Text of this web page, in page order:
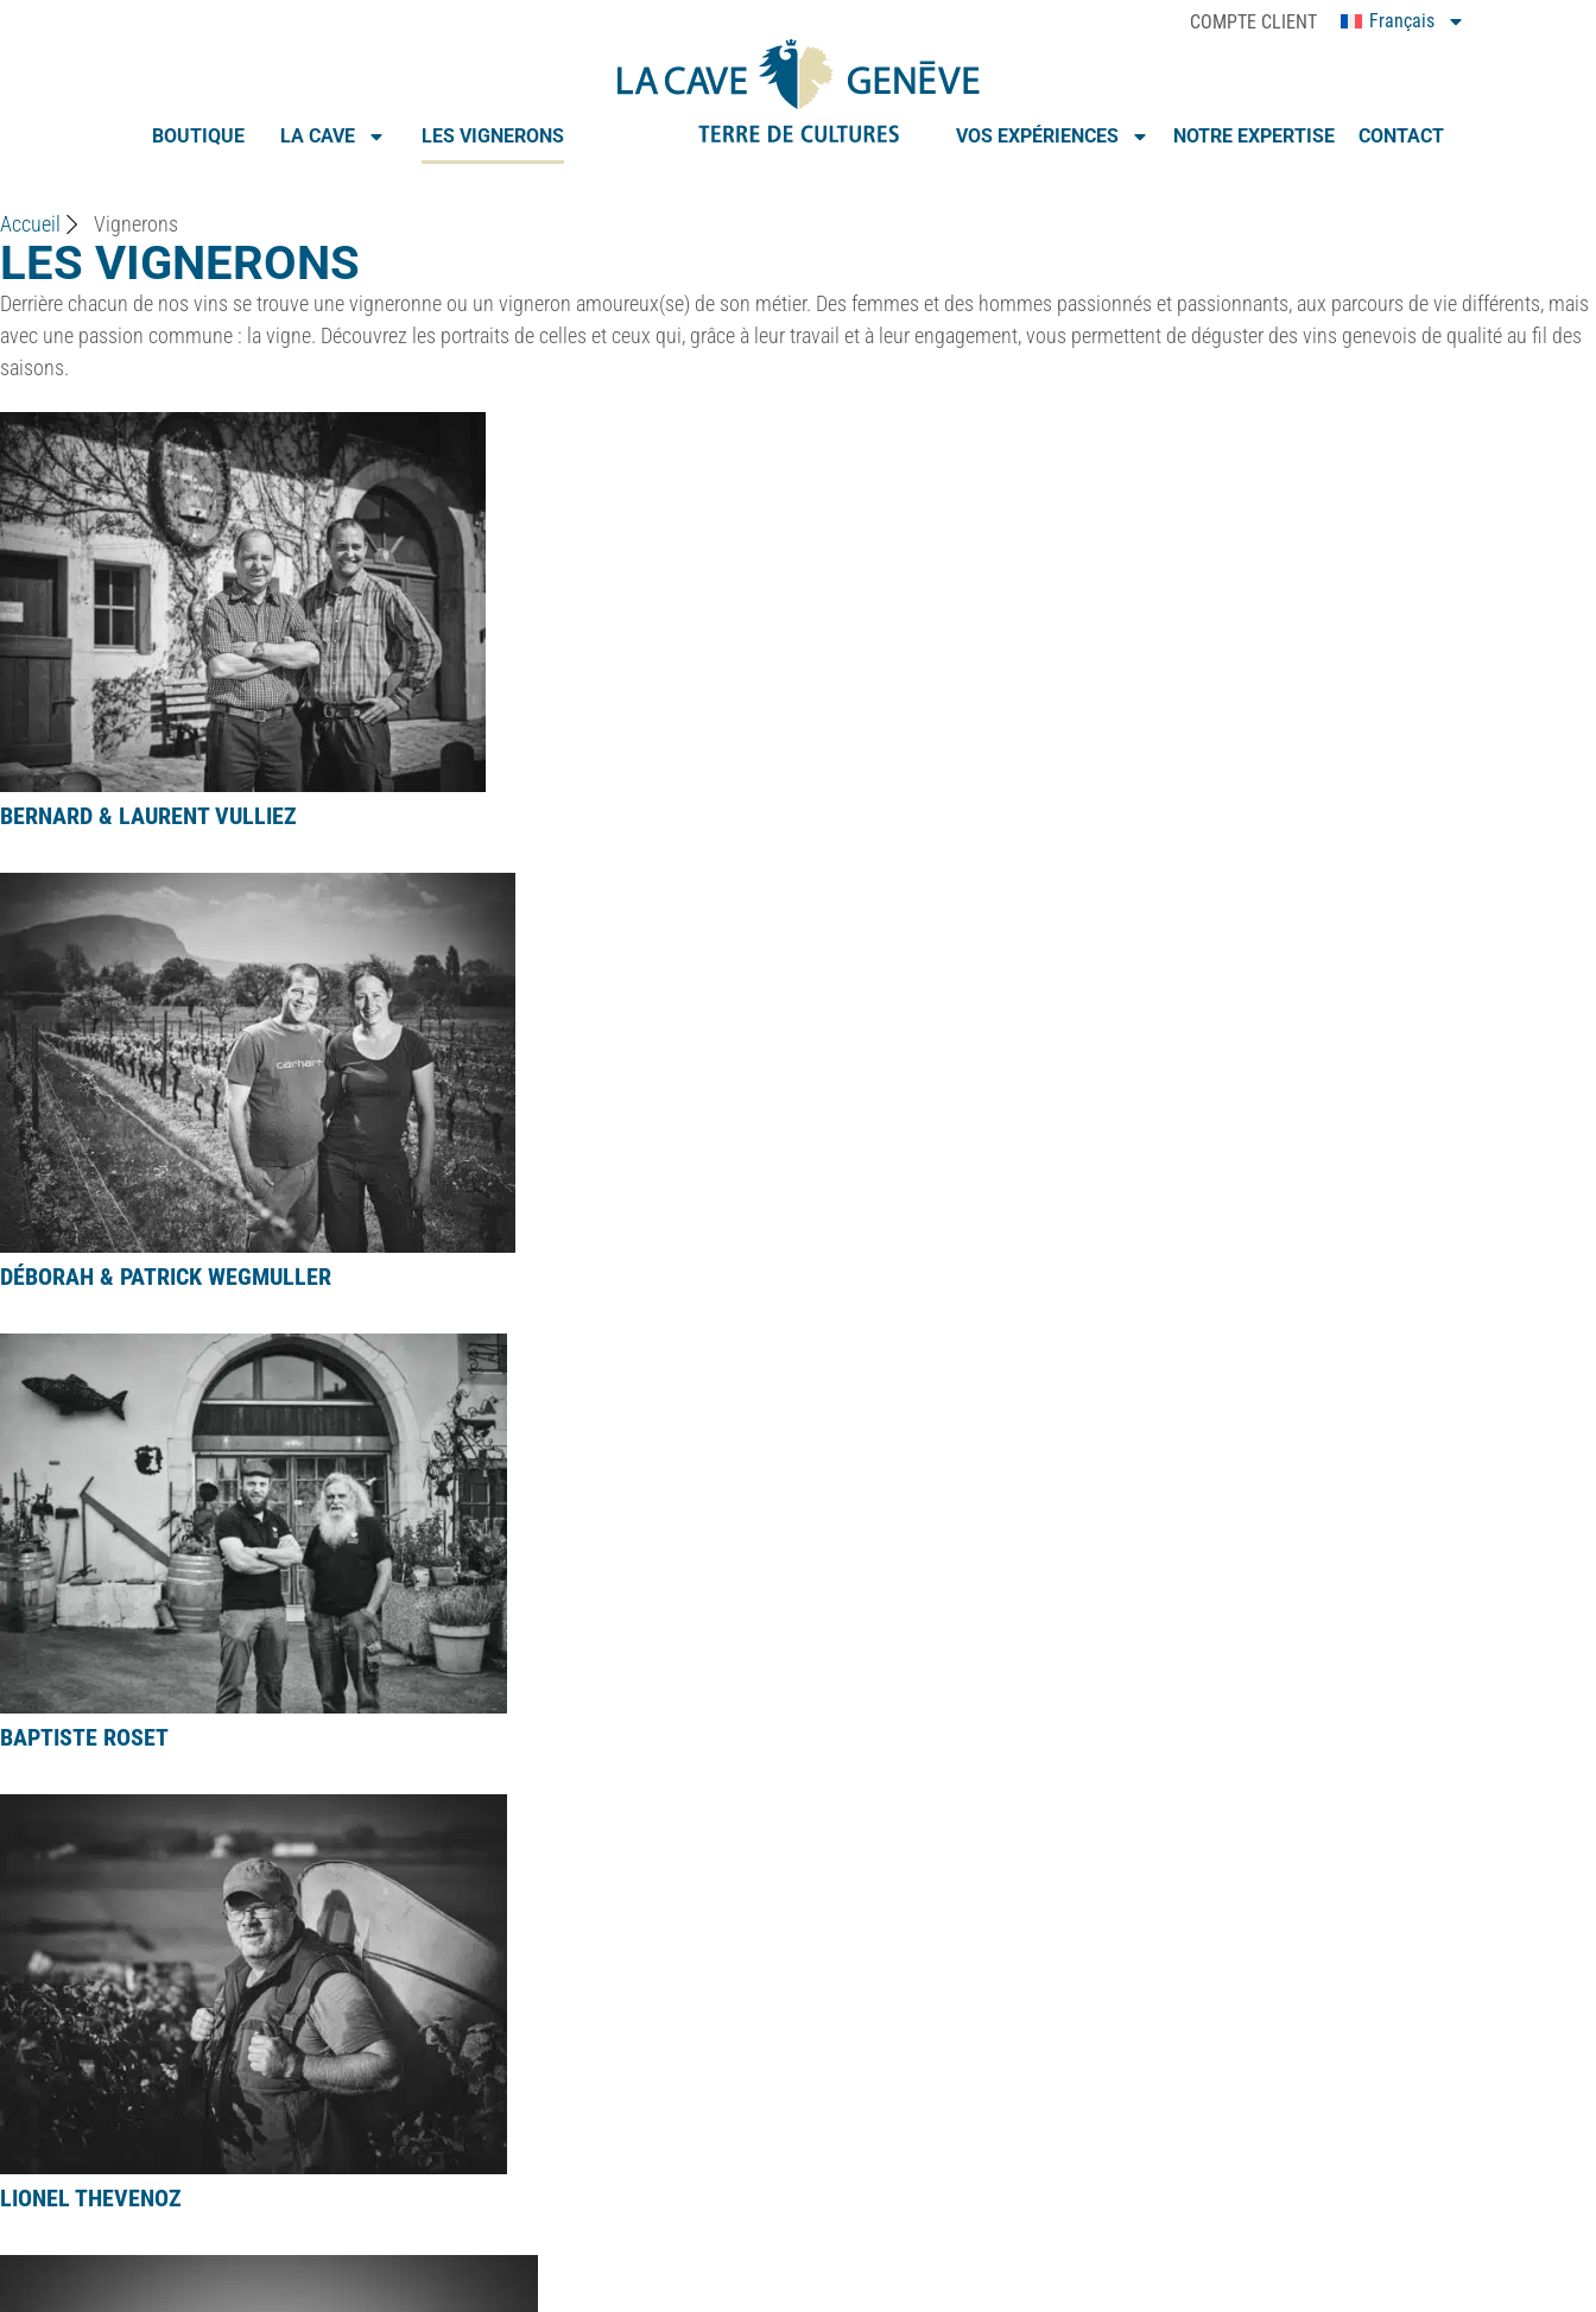
COMPTE CLIENT Français
BOUTIQUE LA CAVE LES VIGNERONS VOS EXPÉRIENCES NOTRE EXPERTISE CONTACT
Accueil Vignerons
LES VIGNERONS
Derrière chacun de nos vins se trouve une vigneronne ou un vigneron amoureux(se) de son métier. Des femmes et des hommes passionnés et passionnants, aux parcours de vie différents, mais
avec une passion commune : la vigne. Découvrez les portraits de celles et ceux qui, grâce à leur travail et à leur engagement, vous permettent de déguster des vins genevois de qualité au fil des
saisons.
BERNARD & LAURENT VULLIEZ
DÉBORAH & PATRICK WEGMULLER
BAPTISTE ROSET
LIONEL THEVENOZ